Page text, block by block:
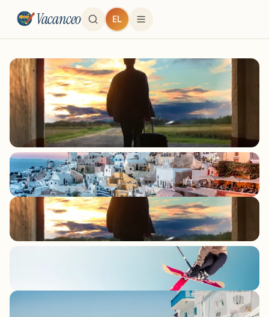
Vacanceo EL